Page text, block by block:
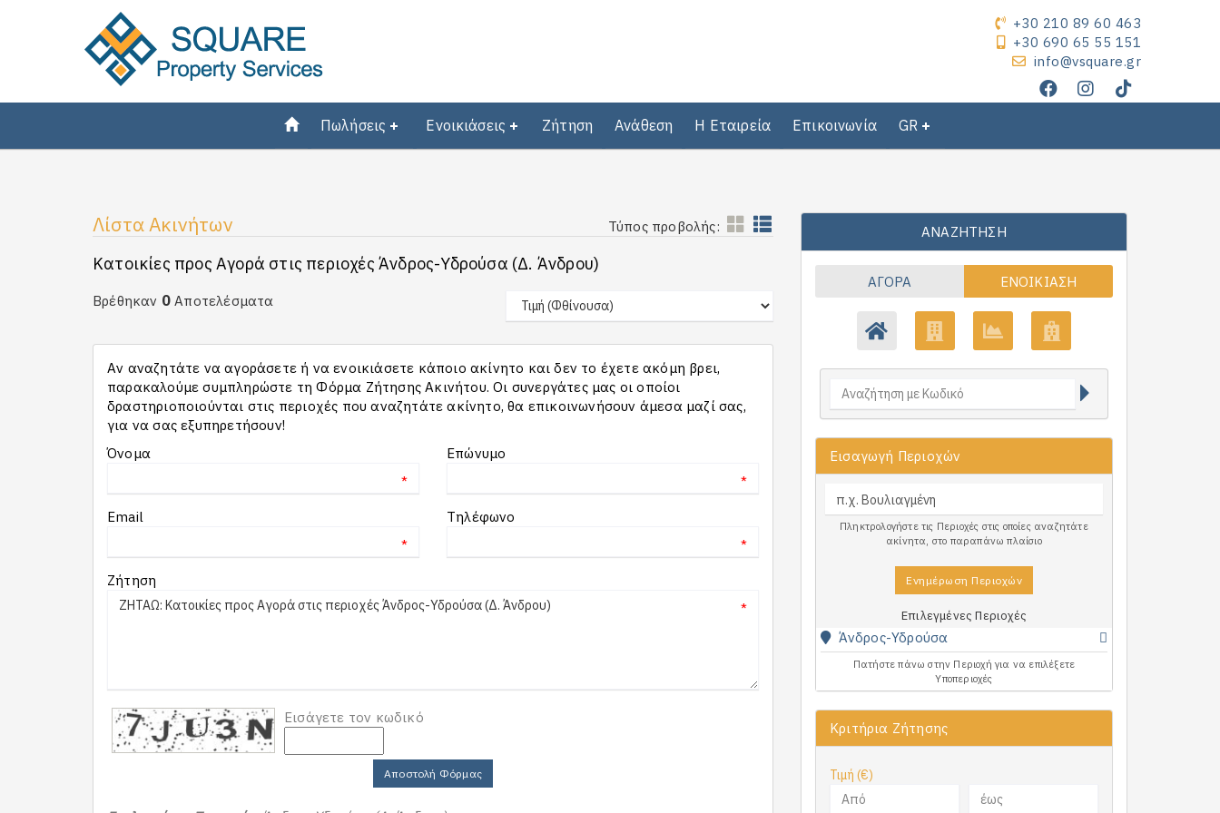
+30 210 89 60 463
+30 690 65 55 151
info@vsquare.gr
Πωλήσεις Ενοικιάσεις Ζήτηση Ανάθεση Η Εταιρεία Επικοινωνία GR
Λίστα Ακινήτων Τύπος προβολής:
Κατοικίες προς Αγορά στις περιοχές Άνδρος-Υδρούσα (Δ. Άνδρου)
Βρέθηκαν 0 Αποτελέσματα
Αν αναζητάτε να αγοράσετε ή να ενοικιάσετε κάποιο ακίνητο και δεν το έχετε ακόμη βρει,
παρακαλούμε συμπληρώστε τη Φόρμα Ζήτησης Ακινήτου. Οι συνεργάτες μας οι οποίοι
δραστηριοποιούνται στις περιοχές που αναζητάτε ακίνητο, θα επικοινωνήσουν άμεσα μαζί σας,
για να σας εξυπηρετήσουν!
Όνομα
*
Email
*
Επώνυμο
*
Τηλέφωνο
*
Ζήτηση
*
Εισάγετε τον κωδικό
Αποστολή Φόρμας
ΑΝΑΖΉΤΗΣΗ
ΑΓΟΡΆ ΕΝΟΙΚΊΑΣΗ
Εισαγωγή Περιοχών
Πληκτρολογήστε τις Περιοχές στις οποίες αναζητάτε
ακίνητα, στο παραπάνω πλαίσιο
Ενημέρωση Περιοχών
Επιλεγμένες Περιοχές
Άνδρος-Υδρούσα
Πατήστε πάνω στην Περιοχή για να επιλέξετε
Υποπεριοχές
Κριτήρια Ζήτησης
Τιμή (€)